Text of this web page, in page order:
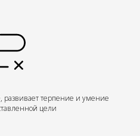
развивает терпение и умение
цели